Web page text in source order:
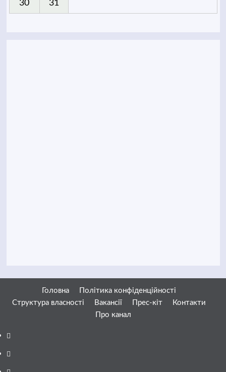
30 31
Головна
Політика конфіденційності
Структура власності
Вакансії Прес-кіт
Контакти
Про канал
Facebook
YouTube